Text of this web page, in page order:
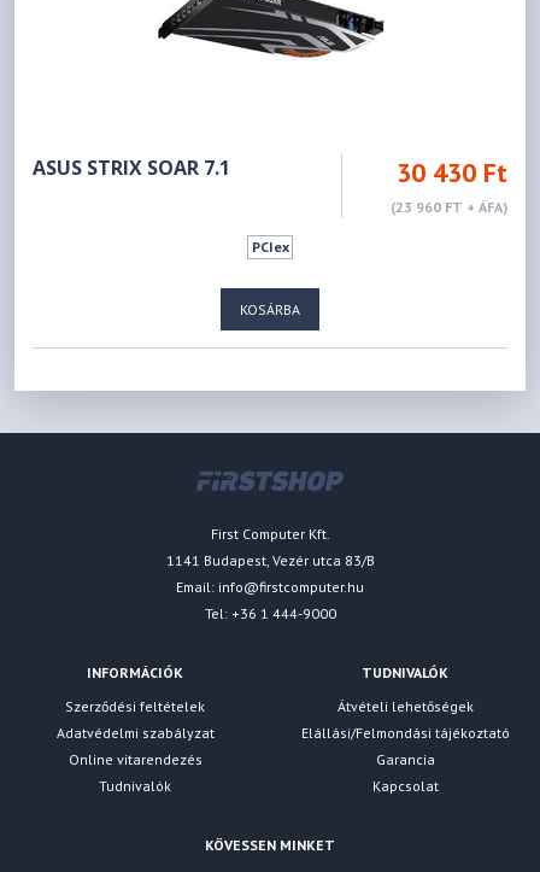
ASUS STRIX SOAR 7.1 30 430 Ft
(23 960 FT + ÁFA)
PCIex
KOSÁRBA
First Computer Kft.
1141 Budapest, Vezér utca 83/B
Email: info@firstcomputer.hu
Tel: +36 1 444-9000
INFORMÁCIÓK
Szerződési feltételek
Adatvédelmi szabályzat
Online vitarendezés
Tudnivalók
TUDNIVALÓK
Átvételi lehetőségek
Elállási/Felmondási tájékoztató
Garancia
Kapcsolat
KÖVESSEN MINKET